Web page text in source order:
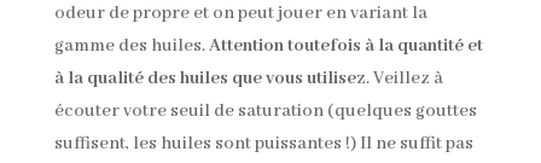
odeur de propre et on peut jouer en variant la
gamme des huiles.Attention toutefois à la quantité et
à la qualité des huiles que vous utilisez. Veillez à
écouter votre seuil de saturation (quelques gouttes
suffisent, les huiles sont puissantes !) Il ne suffit pas